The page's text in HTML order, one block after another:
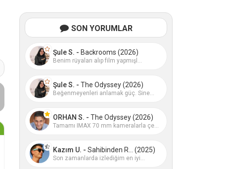
SON YORUMLAR
Şule S. - Backrooms (2026)
Benim rüyaları alıp film yapmışl...
Şule S. - The Odyssey (2026)
Beğenmeyenleri anlamak güç. Sine...
ORHAN S. - The Odyssey (2026)
Tamamı IMAX 70 mm kameralarla çe...
Kazım U. - Sahibinden R... (2025)
Son zamanlarda izlediğim en iyi...